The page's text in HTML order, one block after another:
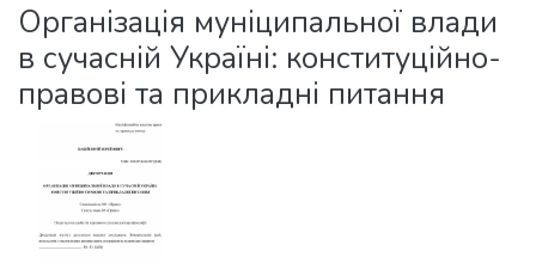
Statistics
Організація муніципальної влади
в сучасній Україні: конституційно-
правові та прикладні питання